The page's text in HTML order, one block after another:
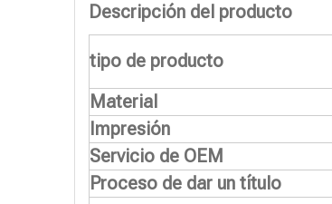
Descripción del producto
tipo de producto
Material
Impresión
Servicio de OEM
Proceso de dar un título